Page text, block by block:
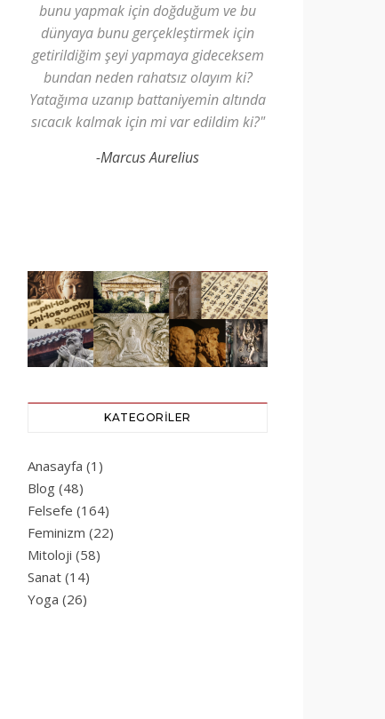
bunu yapmak için doğduğum ve bu
dünyaya bunu gerçekleştirmek için
getirildiğim şeyi yapmaya gideceksem
bundan neden rahatsız olayım ki?
Yatağıma uzanıp battaniyemin altında
sıcacık kalmak için mi var edildim ki?"
-Marcus Aurelius
KATEGORILER
Anasayfa (1)
Blog (48)
Felsefe (164)
Feminizm (22)
Mitoloji (58)
Sanat (14)
Yoga (26)